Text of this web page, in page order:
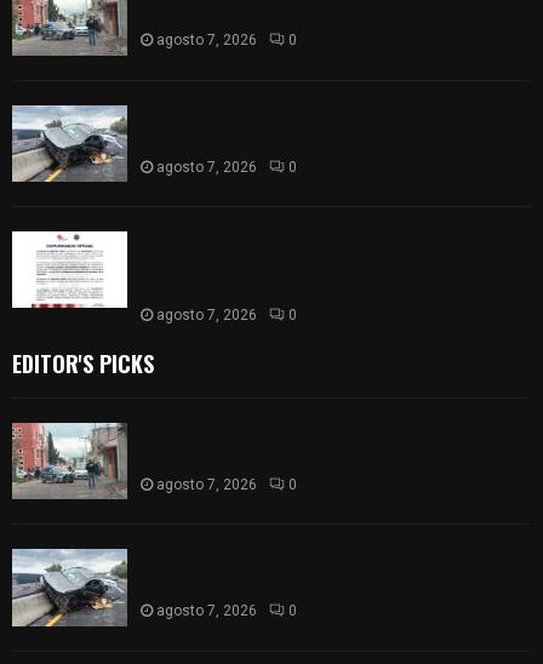
agosto 7, 2026 0
agosto 7, 2026 0
agosto 7, 2026 0
EDITOR'S PICKS
agosto 7, 2026 0
agosto 7, 2026 0